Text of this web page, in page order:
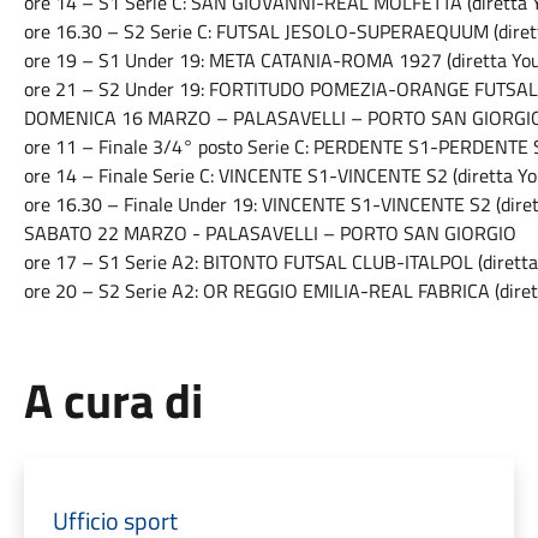
ore 16.30 – S2 Serie C: FUTSAL JESOLO-SUPERAEQUUM
ore 19 – S1 Under 19: META CATANIA-ROMA 1927 (diretta
ore 21 – S2 Under 19: FORTITUDO POMEZIA-ORANGE
DOMENICA 16 MARZO – PALASAVELLI – PORTO SAN
ore 11 – Finale 3/4° posto Serie C: PERDENTE S1-PERDENTE
ore 14 – Finale Serie C: VINCENTE S1-VINCENTE S2 (diretta
ore 16.30 – Finale Under 19: VINCENTE S1-VINCENTE S2
SABATO 22 MARZO - PALASAVELLI – PORTO SAN GIORGIO
ore 17 – S1 Serie A2: BITONTO FUTSAL CLUB-ITALPOL
ore 20 – S2 Serie A2: OR REGGIO EMILIA-REAL FABRICA
A cura di
Ufficio sport